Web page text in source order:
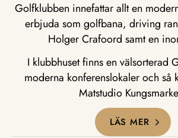
Golfklubben innefattar allt en
erbjuda som golfbana, driving
Holger Crafoord samt en
I klubbhuset finns en välsorterad
moderna konferenslokaler och så
Matstudio
LÄS MER